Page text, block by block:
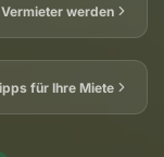
werden
für Ihre Miete